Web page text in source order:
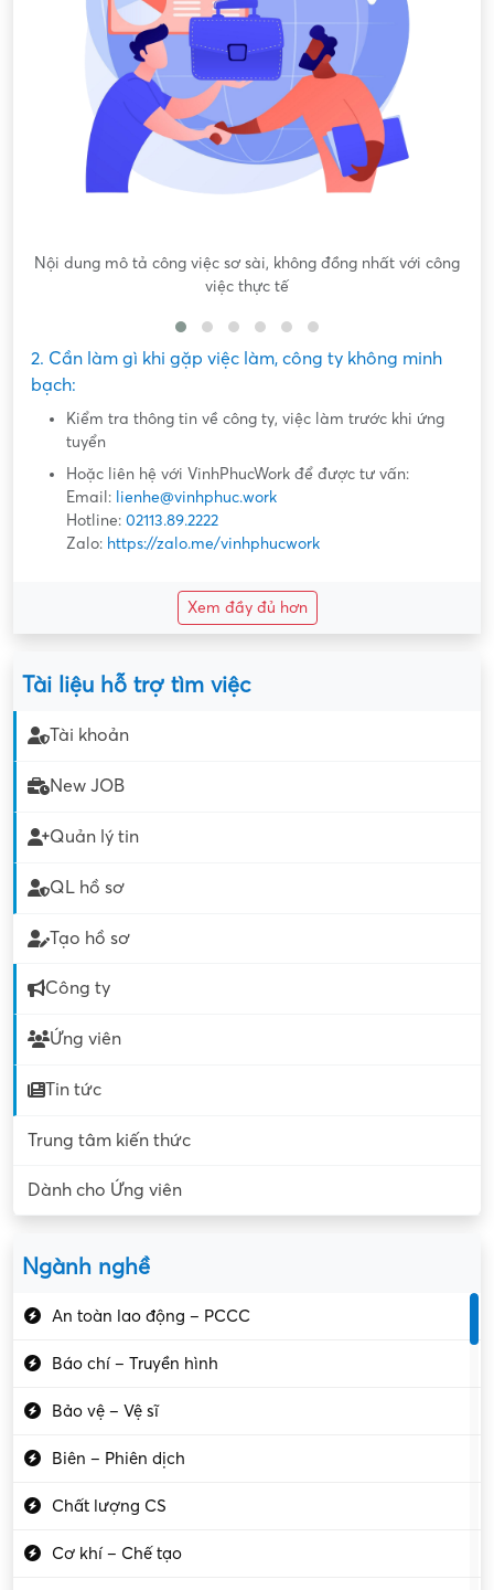
Nội dung mô tả công việc sơ sài, không đồng nhất với công
việc thực tế
2. Cần làm gì khi gặp việc làm, công ty không minh
bạch:
Kiểm tra thông tin về công ty, việc làm trước khi ứng
tuyển
Hoặc liên hệ với VinhPhucWork để được tư vấn:
Email: lienhe@vinhphuc.work
Hotline: 02113.89.2222
Zalo: https://zalo.me/vinhphucwork
Xem đầy đủ hơn
Tài liệu hỗ trợ tìm việc
Tài khoản
New JOB
Quản lý tin
QL hồ sơ
Tạo hồ sơ
Công ty
Ứng viên
Tin tức
Trung tâm kiến thức
Dành cho Ứng viên
Ngành nghề
An toàn lao động – PCCC
Báo chí – Truyền hình
Bảo vệ – Vệ sĩ
Biên – Phiên dịch
Chất lượng CS
Cơ khí – Chế tạo